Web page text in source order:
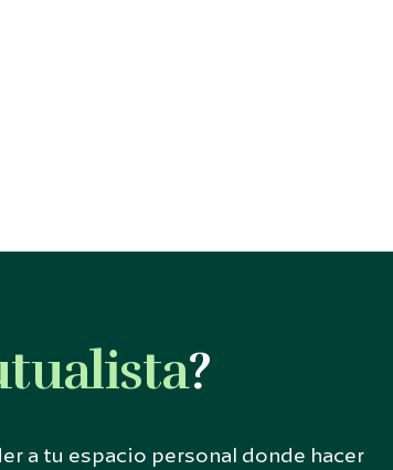
?
a tu espacio personal donde hacer